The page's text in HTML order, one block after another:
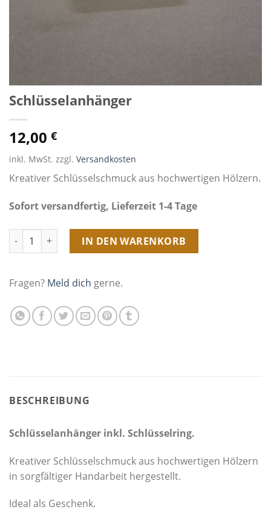
Schlüsselanhänger
12,00 €
inkl. MwSt. zzgl. Versandkosten
Kreativer Schlüsselschmuck aus hochwertigen Hölzern.
Sofort versandfertig, Lieferzeit 1-4 Tage
Schlüsselanhänger MengeIN DEN WARENKORB
Fragen? Meld dich gerne.
BESCHREIBUNG
Schlüsselanhänger inkl. Schlüsselring.
Kreativer Schlüsselschmuck aus hochwertigen Hölzern
in sorgfältiger Handarbeit hergestellt.
Ideal als Geschenk.